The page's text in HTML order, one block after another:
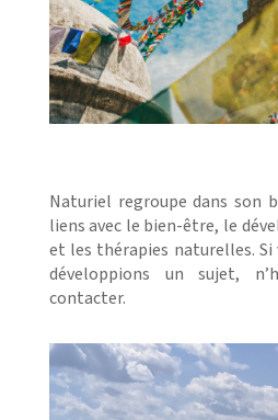
Naturiel regroupe dans son
liens avec le bien-être, le
et les thérapies naturelles. Si
développions un sujet,
contacter.